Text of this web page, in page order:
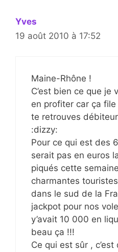
Yves
19 août 2010 à 17:52
Maine-Rhône !
C’est bien ce que
en profiter car ça
te retrouves
:dizzy:
Pour ce qui est des
serait pas en euros
piqués cette
charmantes
dans le sud de la
jackpot pour nos
y’avait 10 000 en
beau ça !!!
Ce qui est sûr ,